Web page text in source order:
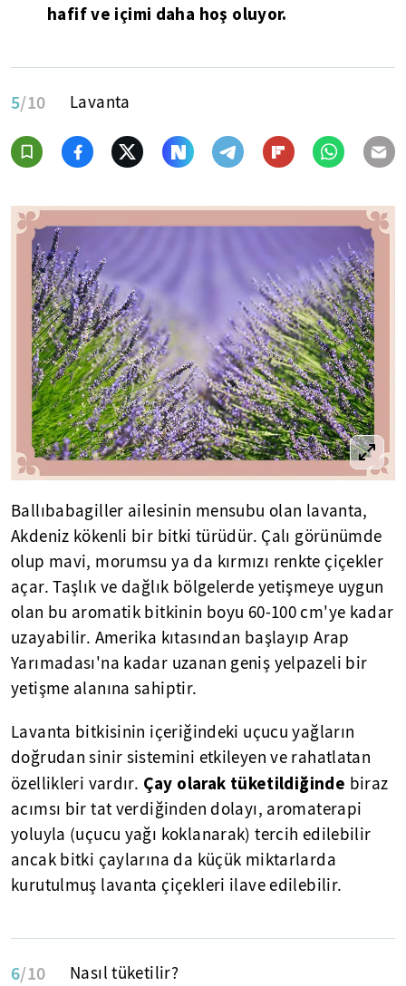
hafif ve içimi daha hoş oluyor.
5/10 Lavanta
Ballıbabagiller ailesinin mensubu olan lavanta,
Akdeniz kökenli bir bitki türüdür. Çalı görünümde
olup mavi, morumsu ya da kırmızı renkte çiçekler
açar. Taşlık ve dağlık bölgelerde yetişmeye uygun
olan bu aromatik bitkinin boyu 60-100 cm'ye kadar
uzayabilir. Amerika kıtasından başlayıp Arap
Yarımadası'na kadar uzanan geniş yelpazeli bir
yetişme alanına sahiptir.
Lavanta bitkisinin içeriğindeki uçucu yağların
doğrudan sinir sistemini etkileyen ve rahatlatan
özellikleri vardır. Çay olarak tüketildiğinde biraz
acımsı bir tat verdiğinden dolayı, aromaterapi
yoluyla (uçucu yağı koklanarak) tercih edilebilir
ancak bitki çaylarına da küçük miktarlarda
kurutulmuş lavanta çiçekleri ilave edilebilir.
6/10 Nasıl tüketilir?